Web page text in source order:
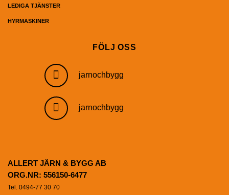
LEDIGA TJÄNSTER
HYRMASKINER
FÖLJ OSS
jarnochbygg
jarnochbygg
ALLERT JÄRN & BYGG AB
ORG.NR: 556150-6477
Tel. 0494-77 30 70